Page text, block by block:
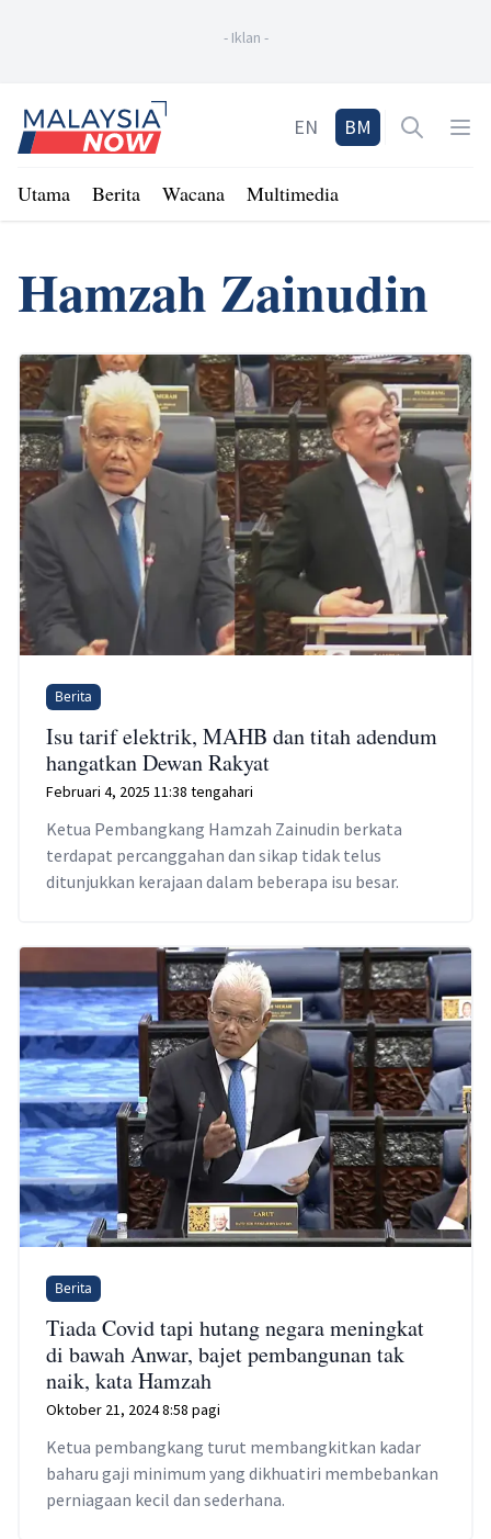
- Iklan -
Home
EN BM Open
Utama Berita Wacana Multimedia
Hamzah Zainudin
Berita
Isu tarif elektrik, MAHB dan titah adendum
hangatkan Dewan Rakyat
Februari 4, 2025 11:38 tengahari
Ketua Pembangkang Hamzah Zainudin berkata
terdapat percanggahan dan sikap tidak telus
ditunjukkan kerajaan dalam beberapa isu besar.
Berita
Tiada Covid tapi hutang negara meningkat
di bawah Anwar, bajet pembangunan tak
naik, kata Hamzah
Oktober 21, 2024 8:58 pagi
Ketua pembangkang turut membangkitkan kadar
baharu gaji minimum yang dikhuatiri membebankan
perniagaan kecil dan sederhana.